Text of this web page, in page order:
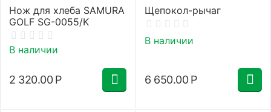
Нож для хлеба SAMURA
GOLF SG-0055/K
В наличии
2 320.00 Р
Щепокол-рычаг
В наличии
6 650.00 Р